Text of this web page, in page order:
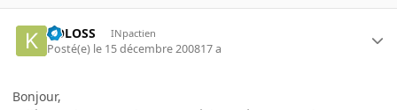
KOLOSS INpactien
Posté(e) le 15 décembre 200817 a
Bonjour,